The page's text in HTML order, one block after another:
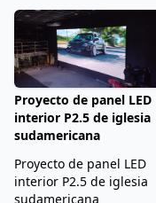
Proyecto de panel LED
interior P2.5 de iglesia
sudamericana
Proyecto de panel LED
interior P2.5 de iglesia
sudamericana